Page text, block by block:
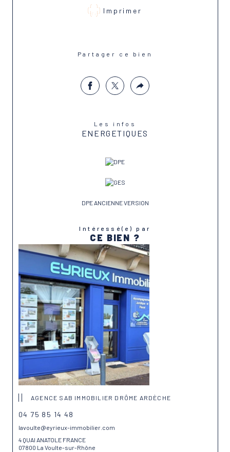
Imprimer
Partager ce bien
Les infos
ENERGETIQUES
DPE ANCIENNE VERSION
Intéressé(e) par
CE BIEN ?
AGENCE SAB IMMOBILIER DRÔME ARDÈCHE
04 75 85 14 48
lavoulte@eyrieux-immobilier.com
4 QUAI ANATOLE FRANCE
07800 La Voulte-sur-Rhône